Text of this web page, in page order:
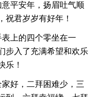
平安年，扬眉吐气顺
祝君岁岁有好年！
上的四个零坐在一
步入了充满希望和欢乐
乐！
好，二拜困难少，三